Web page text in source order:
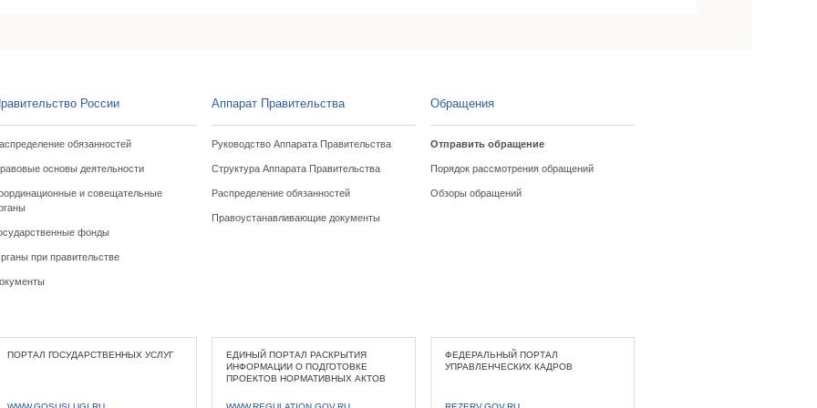
России
обязанностей
основы деятельности
и совещательные
фонды
при правительстве
Аппарат Правительства
Руководство Аппарата Правительства
Структура Аппарата Правительства
Распределение обязанностей
Правоустанавливающие документы
Обращения
Отправить обращение
Порядок рассмотрения обращений
Обзоры обращений
ПОРТАЛ ГОСУДАРСТВЕННЫХ УСЛУГ
ЕДИНЫЙ ПОРТАЛ РАСКРЫТИЯ
ИНФОРМАЦИИ О ПОДГОТОВКЕ
ПРОЕКТОВ НОРМАТИВНЫХ АКТОВ
ФЕДЕРАЛЬНЫЙ ПОРТАЛ
УПРАВЛЕНЧЕСКИХ КАДРОВ